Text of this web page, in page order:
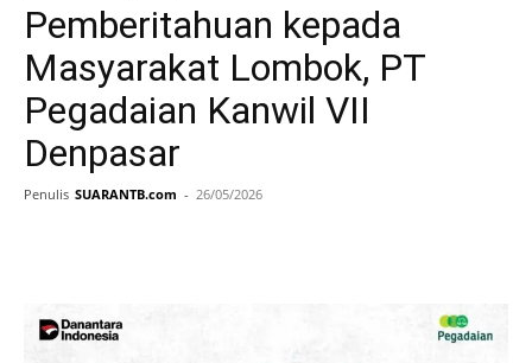
Pemberitahuan kepada
Masyarakat Lombok, PT
Pegadaian Kanwil VII
Denpasar
Penulis SUARANTB.com - 26/05/2026